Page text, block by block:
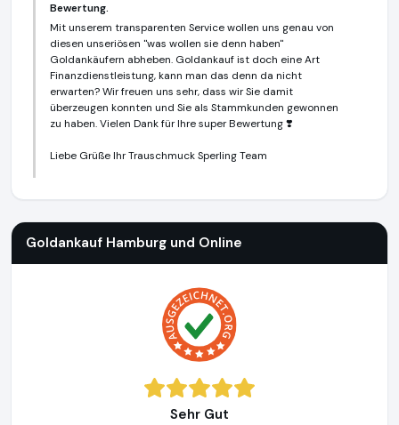
Bewertung.
Mit unserem transparenten Service wollen uns genau von
diesen unseriösen "was wollen sie denn haben"
Goldankäufern abheben. Goldankauf ist doch eine Art
Finanzdienstleistung, kann man das denn da nicht
erwarten? Wir freuen uns sehr, dass wir Sie damit
überzeugen konnten und Sie als Stammkunden gewonnen
zu haben. Vielen Dank für Ihre super Bewertung ❣️
Liebe Grüße Ihr Trauschmuck Sperling Team
Goldankauf Hamburg und Online
Sehr Gut